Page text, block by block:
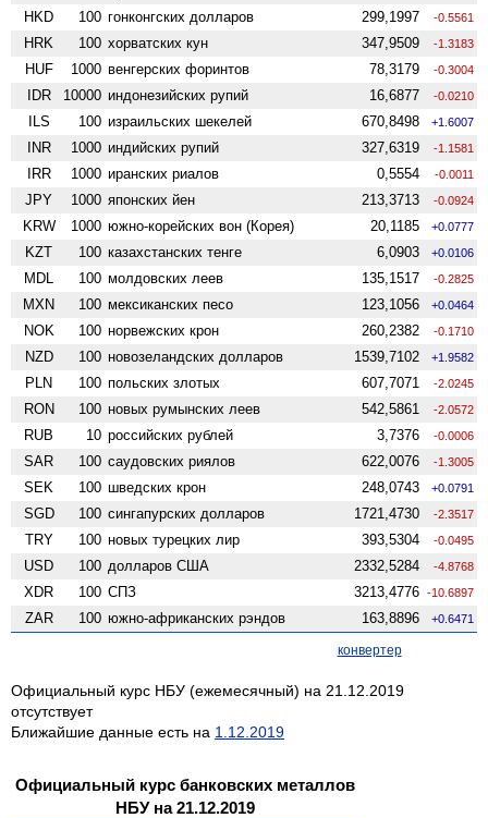
HKD 100 гонконгских долларов 299,1997 -0.5561
HRK 100 хорватских кун 347,9509 -1.3183
HUF 1000 венгерских форинтов 78,3179 -0.3004
IDR 10000 индонезийских рупий 16,6877 -0.0210
ILS 100 израильских шекелей 670,8498 +1.6007
INR 1000 индийских рупий 327,6319 -1.1581
IRR 1000 иранских риалов 0,5554 -0.0011
JPY 1000 японских йен 213,3713 -0.0924
KRW 1000 южно-корейских вон (Корея) 20,1185 +0.0777
KZT 100 казахстанских тенге 6,0903 +0.0106
MDL 100 молдовских леев 135,1517 -0.2825
MXN 100 мексиканских песо 123,1056 +0.0464
NOK 100 норвежских крон 260,2382 -0.1710
NZD 100 ново­зеландских долларов 1539,7102 +1.9582
PLN 100 польских злотых 607,7071 -2.0245
RON 100 новых румынских леев 542,5861 -2.0572
RUB 10 российских рублей 3,7376 -0.0006
SAR 100 саудовских риялов 622,0076 -1.3005
SEK 100 шведских крон 248,0743 +0.0791
SGD 100 сингапурских долларов 1721,4730 -2.3517
TRY 100 новых турецких лир 393,5304 -0.0495
USD 100 долларов США 2332,5284 -4.8768
XDR 100 СПЗ 3213,4776 -10.6897
ZAR 100 южно-африканских рэндов 163,8896 +0.6471
конвертер
Официальный курс НБУ (ежемесячный) на 21.12.2019
отсутствует
Ближайшие данные есть на 1.12.2019
Официальный курс банковских металлов
НБУ на 21.12.2019